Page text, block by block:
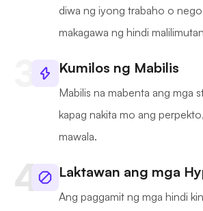
diwa ng iyong trabaho o
makagawa ng hindi
Kumilos ng Mabilis
Mabilis na mabenta ang mga
kapag nakita mo ang
mawala.
Laktawan ang mga
Ang paggamit ng mga hindi